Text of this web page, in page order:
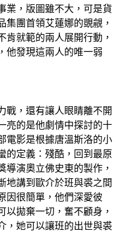
業，版圖雖不大，可是貨
集團首領艾蓮娜的覬覦，
肯就範的兩人展開行動，
他發現這兩人的唯一弱
戰，還有讓人眼睛離不開
亮的是他劇情中探討的十
電影是根據唐溫斯洛的小
的定義：殘酷，回到最原
導演奧立佛史東的製作，
地講到歐介於班與裘之間
因很簡單，他們深愛彼
以拋棄一切，奮不顧身，
，她可以讓班的出世與裘